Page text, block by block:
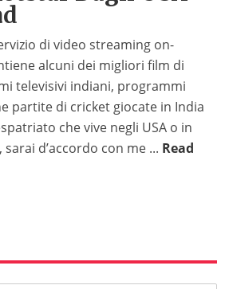
di video streaming on-
alcuni dei migliori film di
televisivi indiani, programmi
partite di cricket giocate in India
che vive negli USA o in
d’accordo con me ... Read